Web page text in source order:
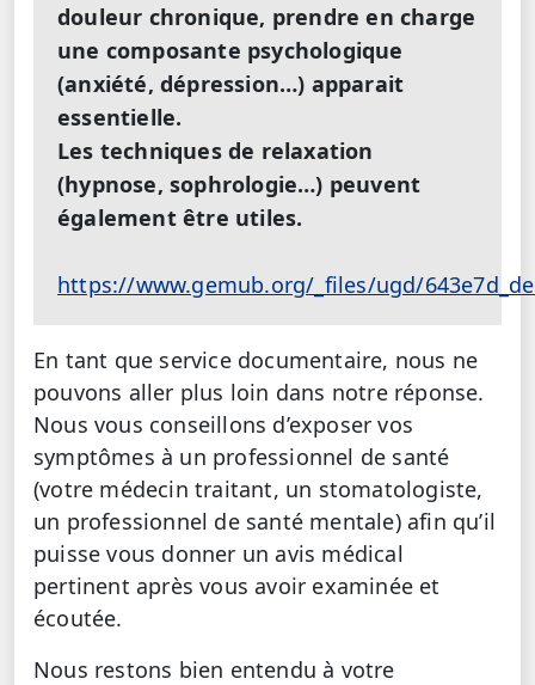
douleur chronique, prendre en charge
une composante psychologique
(anxiété, dépression…) apparait
essentielle.
Les techniques de relaxation
(hypnose, sophrologie…) peuvent
également être utiles.
https://www.gemub.org/_files/ugd/
En tant que service documentaire, nous ne
pouvons aller plus loin dans notre réponse.
Nous vous conseillons d’exposer vos
symptômes à un professionnel de santé
(votre médecin traitant, un stomatologiste,
un professionnel de santé mentale) afin qu’il
puisse vous donner un avis médical
pertinent après vous avoir examinée et
écoutée.
Nous restons bien entendu à votre